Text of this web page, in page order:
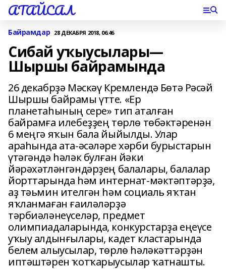
АТАЙСАЛ
Байрамдар 28 ДЕКАБРЯ 2018, 06:46
Сибай уҡыусылары—
Шыршы байрамында
26 декабрҙә Мәскәү Кремлендә Бөтә Рәсәй
Шыршы байрамы үтте. «Ер
планетаһының сере» тип аталған
байрамға илебеҙҙең төрлө төбәктәренән
6 меңгә яҡын бала йыйылды. Улар
араһында ата-әсәләре хәрби бурыстарын
үтәгәндә һәләк булған йәки
йәрәхәтләнгәндәрҙең балалары, балалар
йорттарында һәм интернат-мәктәптәрҙә,
аҙ тәьмин ителгән һәм социаль яҡтан
яҡланмаған ғаиләләрҙә
тәрбиәләнеүселәр, предмет
олимпиадаларында, конкурстарҙа еңеүсе
уҡыу алдынғылары, кадет кластарында
белем алыусылар, төрлө һәләкәттәрҙән
иптәштәрен ҡотҡарыусылар ҡатнашты.